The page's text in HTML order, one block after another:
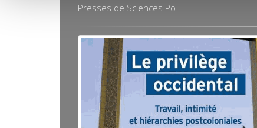
Presses de Sciences Po